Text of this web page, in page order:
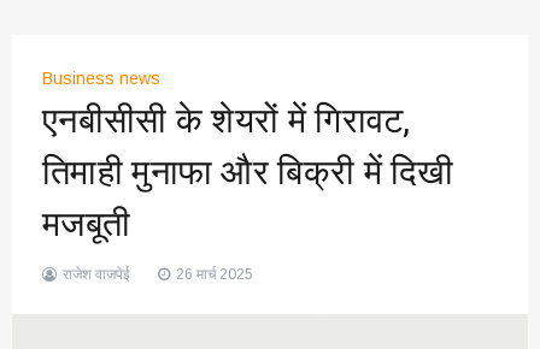
Business news
एनबीसीसी के शेयरों में गिरावट,
तिमाही मुनाफा और बिक्री में दिखी
मजबूती
राजेश वाजपेई 26 मार्च 2025